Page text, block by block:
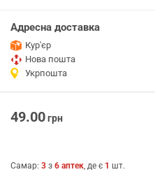
Адресна доставка
Кур'єр
Нова пошта
Укрпошта
49.00грн
Самар: 3 з 6 аптек, де є 1 шт.